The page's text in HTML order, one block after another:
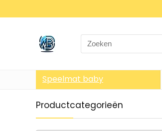
Search
for:
Speelmat baby
Productcategorieën